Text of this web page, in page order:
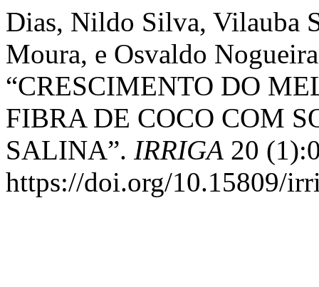
Dias, Nildo Silva, Vilauba
Moura, e Osvaldo
“CRESCIMENTO DO
FIBRA DE COCO COM
SALINA”. IRRIGA 20
https://doi.org/10.15809/